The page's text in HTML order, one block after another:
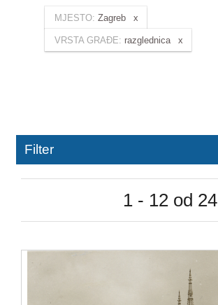
MJESTO: Zagreb
VRSTA GRAĐE: razglednica
Filter
1 - 12 od 24